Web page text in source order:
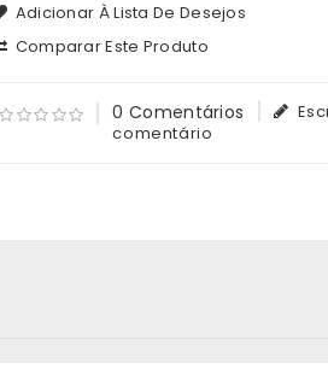
Adicionar À Lista De Desejos
Comparar Este Produto
0 Comentários
comentário